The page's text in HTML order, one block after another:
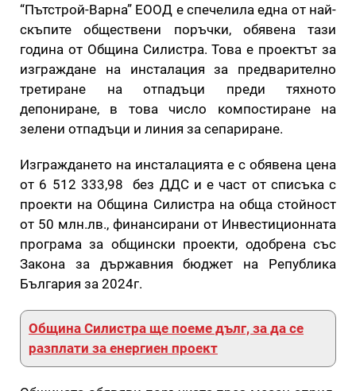
“Пътстрой-Варна” ЕООД е спечелила една от най-
скъпите обществени поръчки, обявена тази
година от Община Силистра. Това е проектът за
изграждане на инсталация за предварително
третиране на отпадъци преди тяхното
депониране, в това число компостиране на
зелени отпадъци и линия за сепариране.
Изграждането на инсталацията е с обявена цена
от 6 512 333,98 без ДДС и е част от списъка с
проекти на Община Силистра на обща стойност
от 50 млн.лв., финансирани от Инвестиционната
програма за общински проекти, одобрена със
Закона за държавния бюджет на Република
България за 2024г.
Община Силистра ще поеме дълг, за да се
разплати за енергиен проект